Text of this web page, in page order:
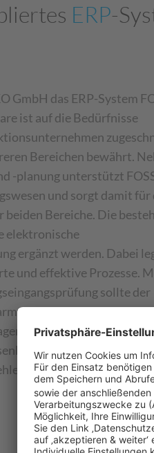
ERP-
GmbH das ERP-System
ist auf die Bedürfnisse
Bereichen bewährt.
-planung unterstützt
und sorgt damit für
Bereiche. Die
elektronische
ergänzt werden. Dabei
und effektive Prozesse.
sollte der
und digitalisiert
der Rechnungen
werden um gleichzeitig
zu sein.